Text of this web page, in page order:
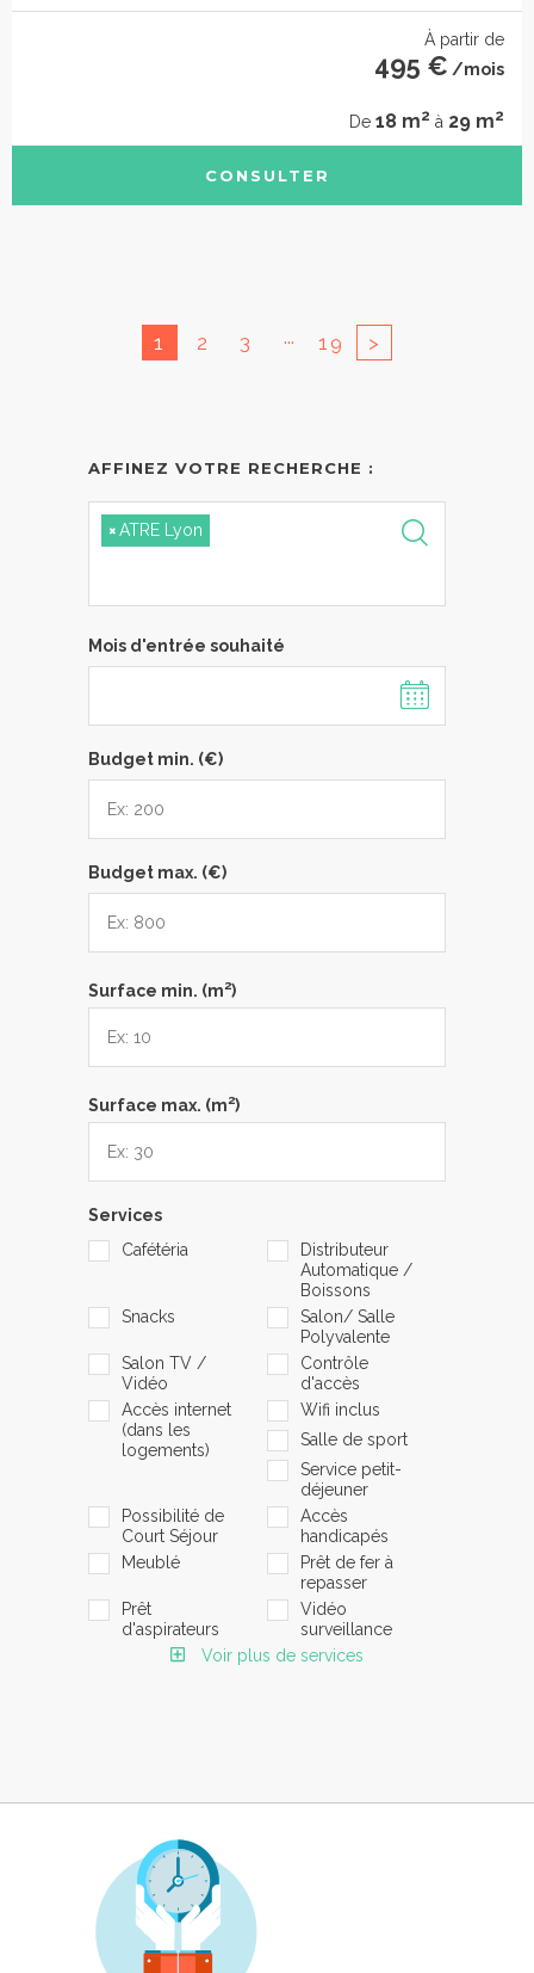
À partir de
495 € /mois
De 18 m2 à 29 m2
CONSULTER
1 2 3 ... 19 >
AFFINEZ VOTRE RECHERCHE :
×ATRE Lyon
Mois d'entrée souhaité
Budget min. (€)
Budget max. (€)
Surface min. (m2)
Surface max. (m2)
Services
Cafétéria
Distributeur
Automatique /
Boissons
Snacks
Salon/ Salle
Polyvalente
Salon TV /
Vidéo
Contrôle
d'accès
Accès internet
(dans les
logements)
Wifi inclus
Salle de sport
Service petit-
déjeuner
Possibilité de
Court Séjour
Accès
handicapés
Meublé
Prêt de fer à
repasser
Prêt
d'aspirateurs
Vidéo
surveillance
Voir plus de services